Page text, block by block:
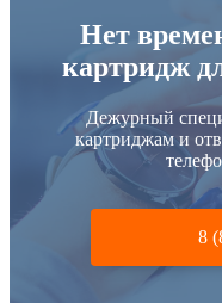
Нет
картридж
Дежурный
картриджам и
8